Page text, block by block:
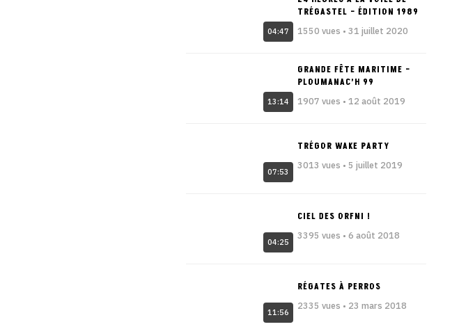
04:47
TRÉGASTEL – ÉDITION 1989
1550 vues • 31 juillet 2020
13:14
GRANDE FÊTE MARITIME –
PLOUMANAC’H 99
1907 vues • 12 août 2019
07:53
TRÉGOR WAKE PARTY
3013 vues • 5 juillet 2019
04:25
CIEL DES ORFNI !
3395 vues • 6 août 2018
11:56
RÉGATES À PERROS
2335 vues • 23 mars 2018